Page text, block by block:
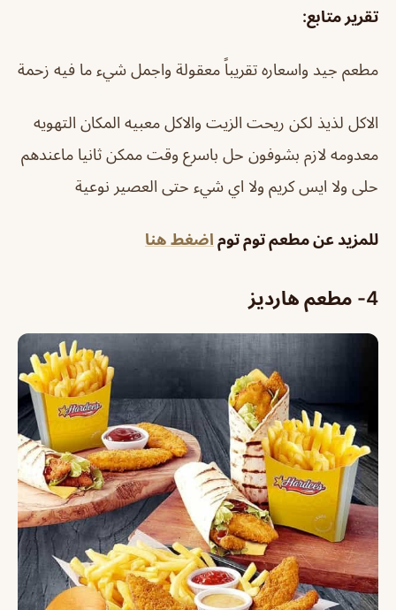
تقرير متابع:
مطعم جيد واسعاره تقريباً معقولة واجمل شيء ما فيه زحمة
الاكل لذيذ لكن ريحت الزيت والاكل معبيه المكان التهويه
معدومه لازم بشوفون حل باسرع وقت ممكن ثانيا ماعندهم
حلى ولا ايس كريم ولا اي شيء حتى العصير نوعية
للمزيد عن مطعم توم توم اضغط هنا
4- مطعم هارديز